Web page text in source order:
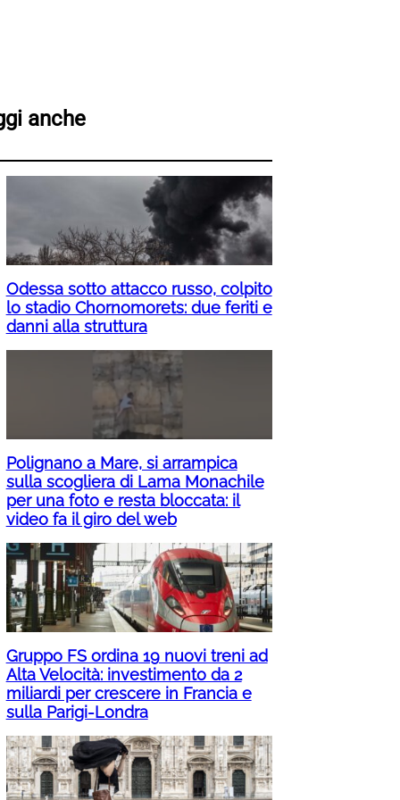
anche
Odessa sotto attacco russo, colpito
lo stadio Chornomorets: due feriti e
danni alla struttura
Polignano a Mare, si arrampica
sulla scogliera di Lama Monachile
per una foto e resta bloccata: il
video fa il giro del web
Gruppo FS ordina 19 nuovi treni ad
Alta Velocità: investimento da 2
miliardi per crescere in Francia e
sulla Parigi-Londra